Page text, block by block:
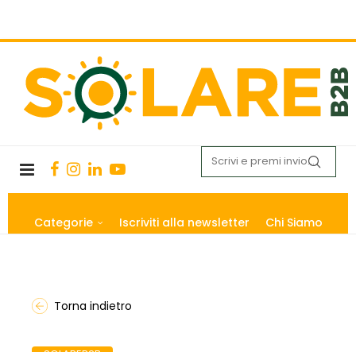
Categorie Iscriviti alla newsletter Chi Siamo
Torna indietro